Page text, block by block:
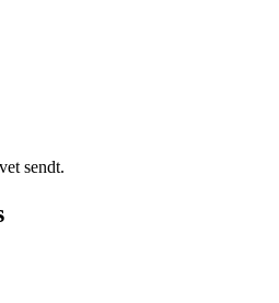
sendt.